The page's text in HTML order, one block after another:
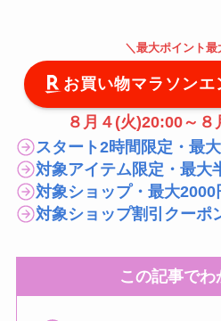
＼ 最大ポイント最
お買い物マラソンエ
８月４(火)20:00～
スタート2時間限定・最
対象アイテム限定・最大
対象ショップ・最大2000
対象ショップ割引クーポ
この記事でわ